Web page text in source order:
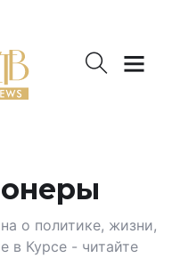
о политике, жизни,
в Курсе - читайте